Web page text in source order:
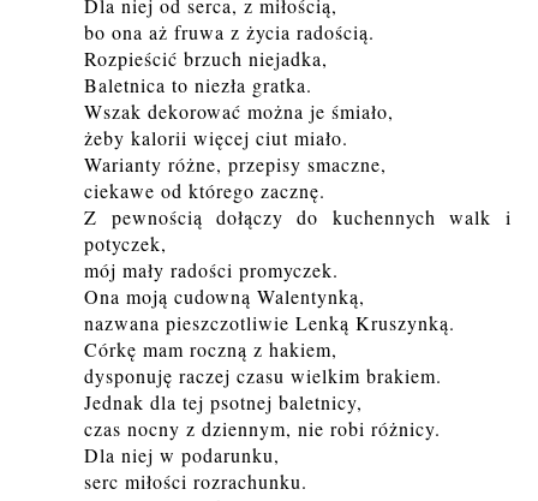
Dla niej od serca, z miłością,
bo ona aż fruwa z życia radością.
Rozpieścić brzuch niejadka,
Baletnica to niezła gratka.
Wszak dekorować można je śmiało,
żeby kalorii więcej ciut miało.
Warianty różne, przepisy smaczne,
ciekawe od którego zacznę.
Z pewnością dołączy do kuchennych walk i
potyczek,
mój mały radości promyczek.
Ona moją cudowną Walentynką,
nazwana pieszczotliwie Lenką Kruszynką.
Córkę mam roczną z hakiem,
dysponuję raczej czasu wielkim brakiem.
Jednak dla tej psotnej baletnicy,
czas nocny z dziennym, nie robi różnicy.
Dla niej w podarunku,
serc miłości rozrachunku.